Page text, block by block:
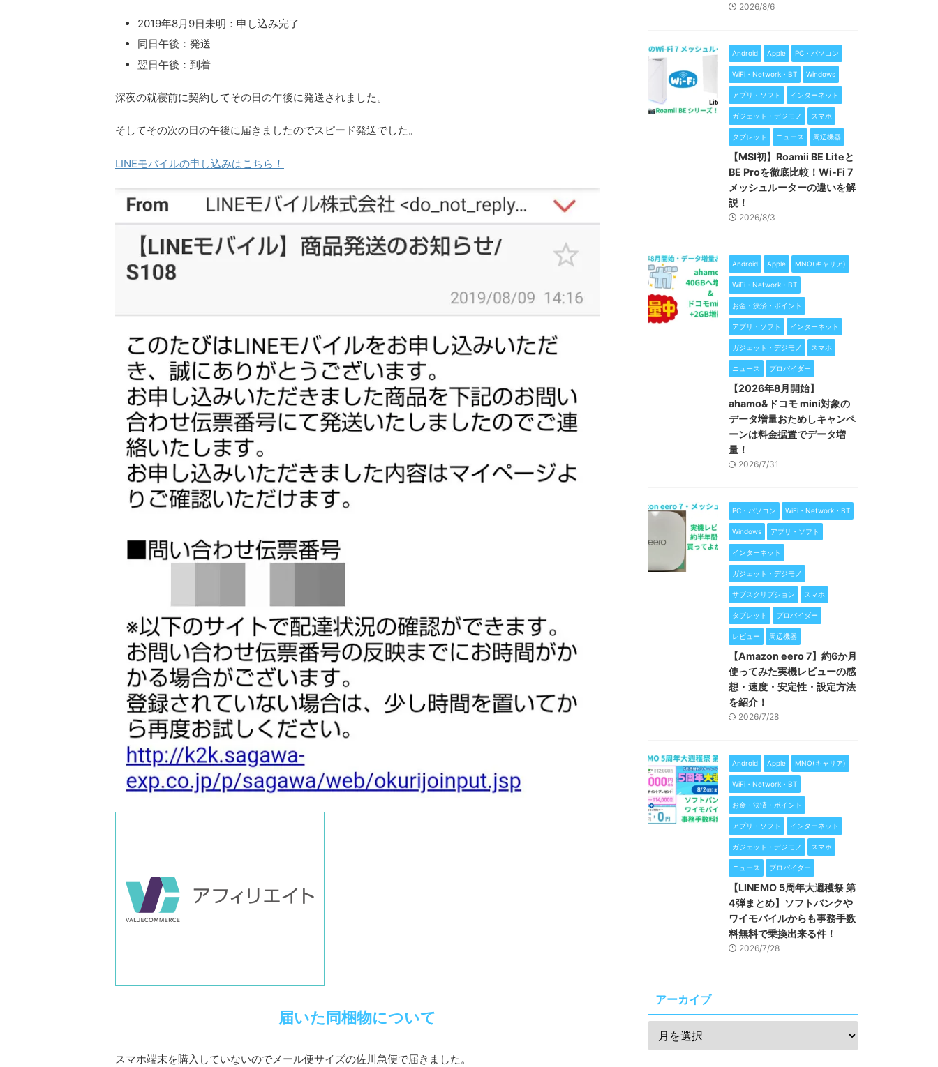
2019年8月9日未明：申し込み完了
同日午後：発送
翌日午後：到着
深夜の就寝前に契約してその日の午後に発送されました。
そしてその次の日の午後に届きましたのでスピード発送でした。
LINEモバイルの申し込みはこちら！
届いた同梱物について
スマホ端末を購入していないのでメール便サイズの佐川急便で届きました。
2026/8/6
Android Apple PC・パソコン
WiFi・Network・BT Windows
アプリ・ソフト インターネット
ガジェット・デジモノ スマホ
タブレット ニュース 周辺機器
【MSI初】Roamii BE Liteと
BE Proを徹底比較！Wi-Fi 7
メッシュルーターの違いを解
説！
2026/8/3
Android Apple MNO(キャリア)
WiFi・Network・BT
お金・決済・ポイント
アプリ・ソフト インターネット
ガジェット・デジモノ スマホ
ニュース プロバイダー
【2026年8月開始】
ahamo&ドコモ mini対象の
データ増量おためしキャンペ
ーンは料金据置でデータ増
量！
2026/7/31
PC・パソコン WiFi・Network・BT
Windows アプリ・ソフト
インターネット
ガジェット・デジモノ
サブスクリプション スマホ
タブレット プロバイダー
レビュー 周辺機器
【Amazon eero 7】約6か月
使ってみた実機レビューの感
想・速度・安定性・設定方法
を紹介！
2026/7/28
Android Apple MNO(キャリア)
WiFi・Network・BT
お金・決済・ポイント
アプリ・ソフト インターネット
ガジェット・デジモノ スマホ
ニュース プロバイダー
【LINEMO 5周年大週穫祭 第
4弾まとめ】ソフトバンクや
ワイモバイルからも事務手数
料無料で乗換出来る件！
2026/7/28
アーカイブ